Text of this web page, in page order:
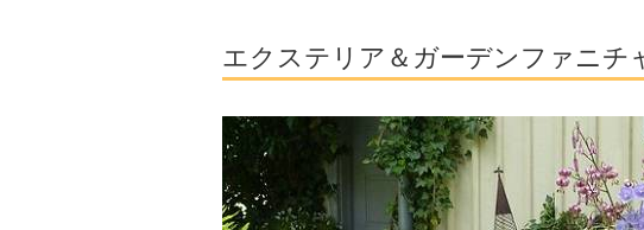
エクステリア＆ガーデンファニチ